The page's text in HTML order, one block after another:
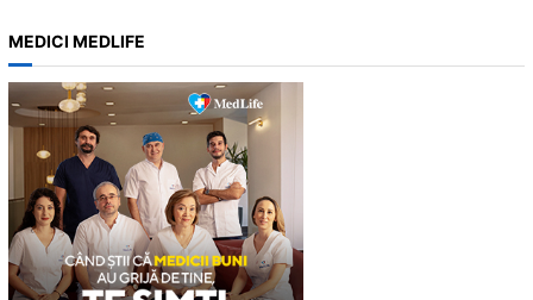
r
c
h
MEDICI MEDLIFE